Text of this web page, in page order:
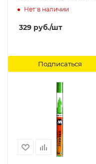
Золото 1,5 мм MOLOTOW
Нет в наличии
329 руб./шт
Подписаться